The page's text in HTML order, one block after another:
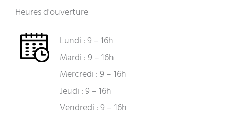
Heures d'ouverture
Lundi : 9 – 16h
Mardi : 9 – 16h
Mercredi : 9 – 16h
Jeudi : 9 – 16h
Vendredi : 9 – 16h